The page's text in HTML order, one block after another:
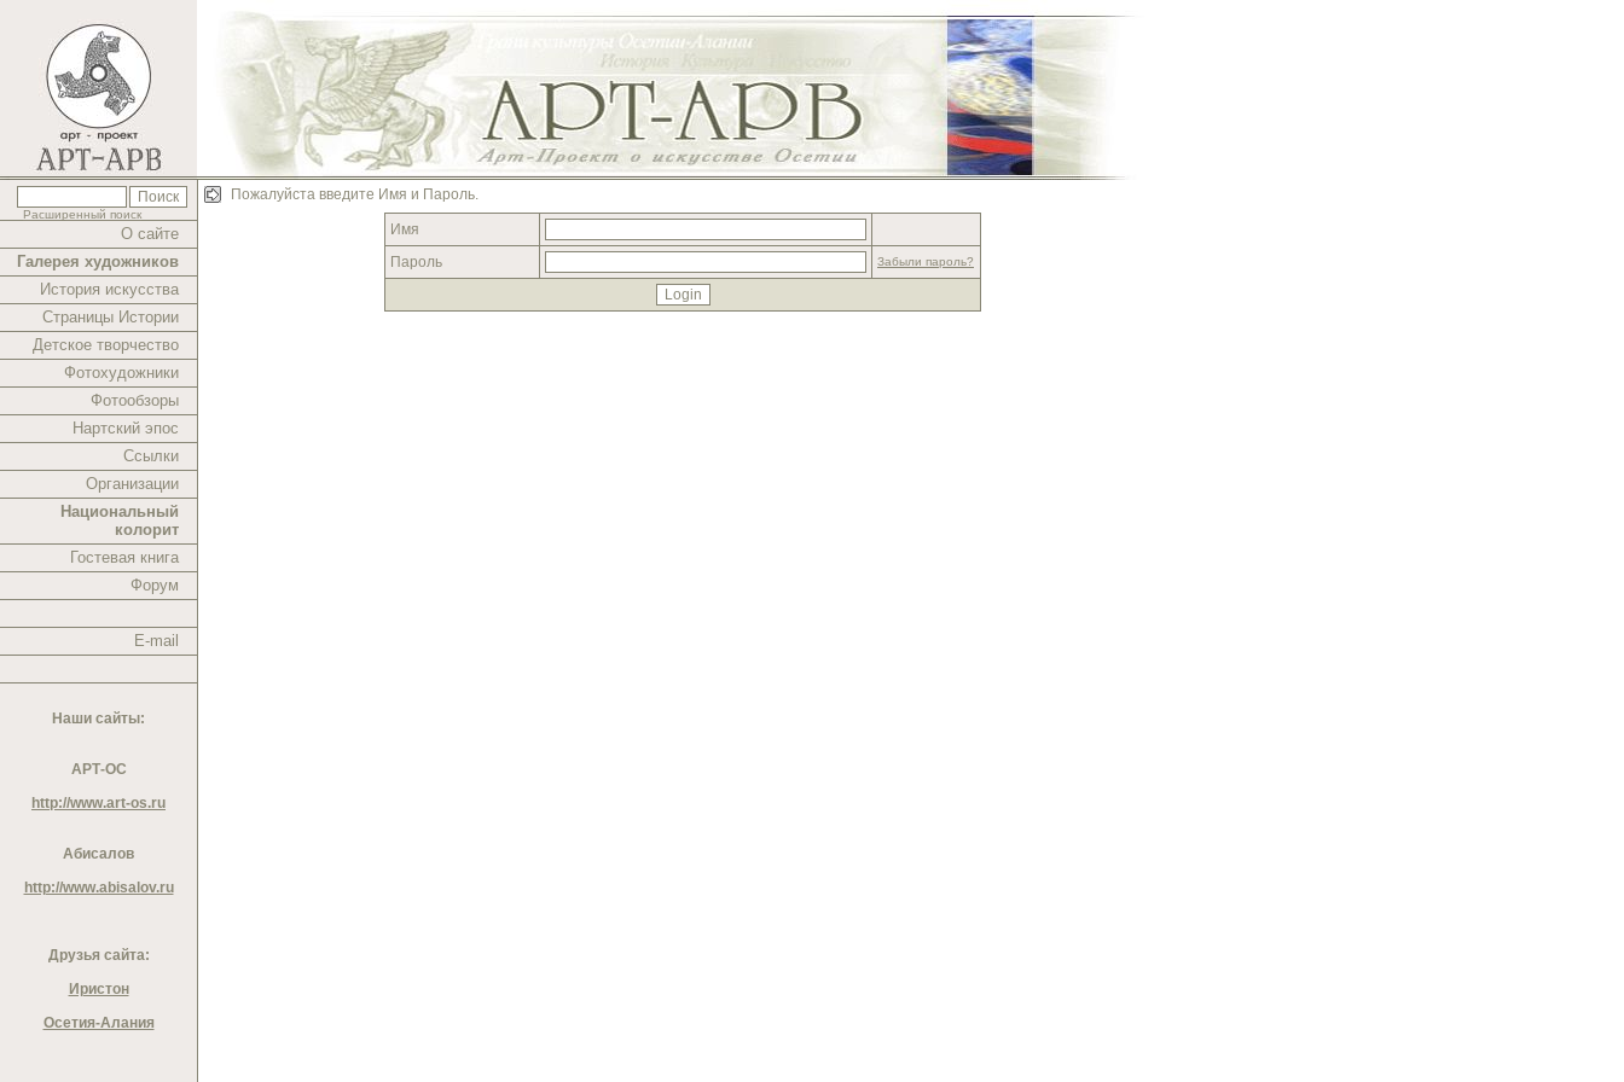
Расширенный поиск
О сайте
Галерея художников
История искусства
Страницы Истории
Детское творчество
Фотохудожники
Фотообзоры
Нартский эпос
Ссылки
Организации
Национальный
колорит
Гостевая книга
Форум
E-mail
Наши сайты:
АРТ-ОС
http://www.art-os.ru
Абисалов
http://www.abisalov.ru
Друзья сайта:
Иристон
Осетия-Алания
Пожалуйста введите Имя и Пароль.
Имя
Пароль
Забыли пароль?